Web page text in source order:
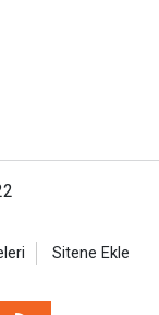
Sitene Ekle